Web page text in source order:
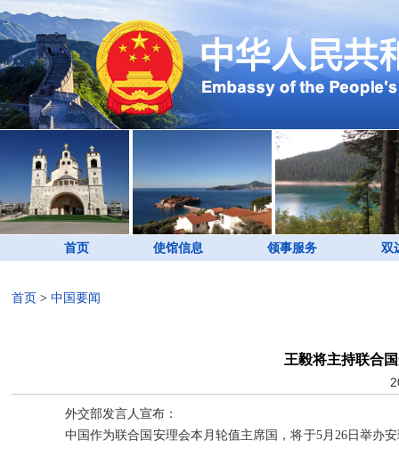
首页 使馆信息 领事服务 双
首页 > 中国要闻
王毅将主持联合
外交部发言人宣布：
中国作为联合国安理会本月轮值主席国，将于5月26日举办